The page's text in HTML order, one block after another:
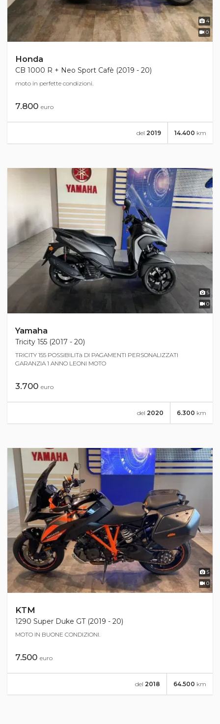
4
0
Honda
CB 1000 R + Neo Sport Cafè (2019 - 20)
moto in perfette condizioni.
7.800 euro
14.400 km
del 2019
5
0
Yamaha
Tricity 155 (2017 - 20)
TRICITY 155 POSSIBILITà DI PAGAMENTI PERSONALIZZATI
GARANZIA 1 ANNO LEONI MOTO
3.700 euro
6.300 km
del 2020
5
0
KTM
1290 Super Duke GT (2019 - 20)
MOTO IN BUONE CONDIZIONI.
7.500 euro
64.500 km
del 2018